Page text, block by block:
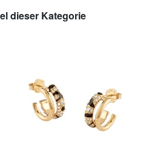
dieser Kategorie